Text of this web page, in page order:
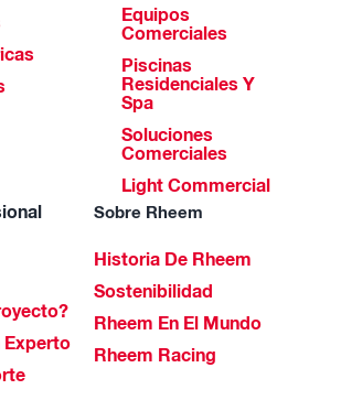
Equipos
Comerciales
Piscinas
Residenciales Y
Spa
Soluciones
Comerciales
Light Commercial
Experto
Sobre Rheem
Historia De Rheem
Sostenibilidad
Rheem En El Mundo
Rheem Racing